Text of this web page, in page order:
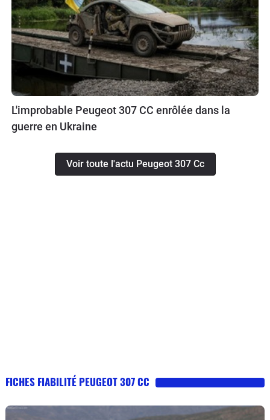
L'improbable Peugeot 307 CC enrôlée dans la
guerre en Ukraine
Voir toute l'actu Peugeot 307 Cc
FICHES FIABILITÉ PEUGEOT 307 CC